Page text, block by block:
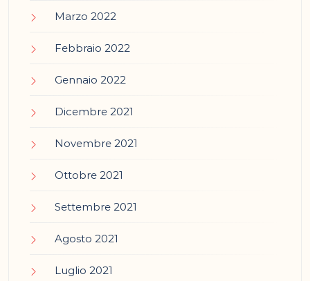
Marzo 2022
Febbraio 2022
Gennaio 2022
Dicembre 2021
Novembre 2021
Ottobre 2021
Settembre 2021
Agosto 2021
Luglio 2021